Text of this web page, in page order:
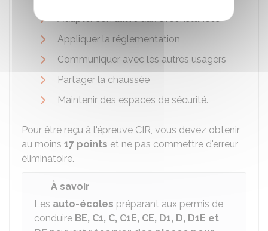
Adapter son allure aux circonstances
Appliquer la réglementation
Communiquer avec les autres usagers
Partager la chaussée
Maintenir des espaces de sécurité.
Pour être reçu à l'épreuve CIR, vous devez obtenir
au moins 17 points et ne pas commettre d'erreur
éliminatoire.
À savoir
Les auto-écoles préparant aux permis de
conduire BE, C1, C, C1E, CE, D1, D, D1E et